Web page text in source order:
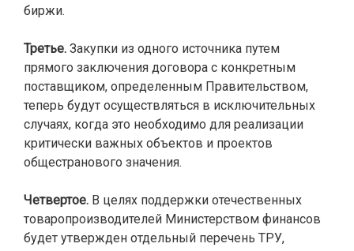
биржи.
Третье. Закупки из одного источника путем
прямого заключения договора с конкретным
поставщиком, определенным Правительством,
теперь будут осуществляться в исключительных
случаях, когда это необходимо для реализации
критически важных объектов и проектов
общестранового значения.
Четвертое. В целях поддержки отечественных
товаропроизводителей Министерством финансов
будет утвержден отдельный перечень ТРУ,